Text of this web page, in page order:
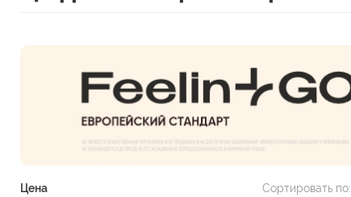
Цена Сортировать по: